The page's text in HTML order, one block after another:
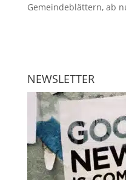
Gemeindeblättern, ab
NEWSLETTER